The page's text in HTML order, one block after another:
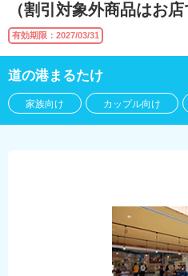
（割引対象外商品はお
有効期限：2027/03/31
道の港まるたけ
家族向け カップル向け